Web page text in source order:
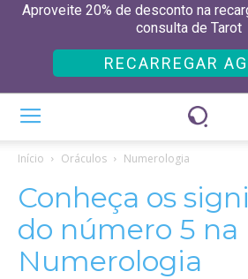
Início Oráculos Numerologia
Conheça os
do número 5 na
Numerologia
Aproveite 20% de desconto na
consulta de Tarot
RECARREGAR